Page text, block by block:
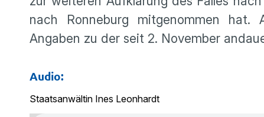
nach Ronneburg mitgenommen
Angaben zu der seit 2. November
Audio:
Staatsanwältin Ines Leonhardt